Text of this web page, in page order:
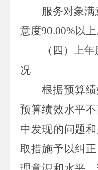
服务对象
意度90.00%以上
（ 四 ） 上年
况
根据预算
预算绩效水平
中发现的问题
取措施予以纠